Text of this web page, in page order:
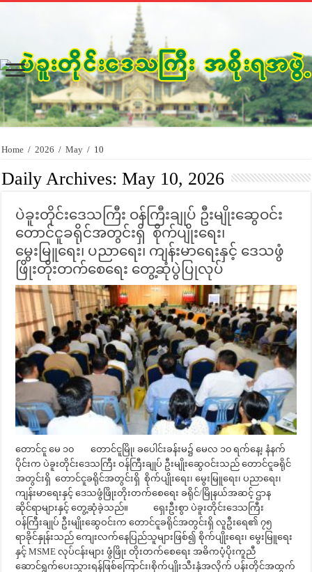
Home / 2026 / May / 10
Daily Archives:May 10, 2026
ပဲခူးတိုင်းဒေသကြီး ဝန်ကြီးချုပ် ဦးမျိုးဆွေဝင်း
တောင်ငူခရိုင်အတွင်းရှိ စိုက်ပျိုးရေး၊
မွေးမြူရေး၊ ပညာရေး၊ ကျန်းမာရေးနှင့် ဒေသဖွံ
ဖြိုးတိုးတက်စေရေး တွေ့ဆုံပွဲပြုလုပ်
တောင်ငူ မေ ၁၀ တောင်ငူမြို၊ ခပေါင်းခန်းမ၌ မေလ ၁၀ ရက်နေ့၊ နံနက်
ပိုင်းက ပဲခူးတိုင်းဒေသကြီး ဝန်ကြီးချုပ် ဦးမျိုးဆွေဝင်းသည် တောင်ငူခရိုင်
အတွင်းရှိ တောင်ငူခရိုင်အတွင်းရှိ စိုက်ပျိုးရေး၊ မွေးမြူရေး၊ ပညာရေး၊
ကျန်းမာရေးနှင့် ဒေသဖွံဖြိုးတိုးတက်စေရေး ခရိုင်/မြိုနယ်အဆင့် ဌာန
ဆိုင်ရာများနှင့် တွေ့ဆုံခဲ့သည်။ ရှေးဦးစွာ ပဲခူးတိုင်းဒေသကြီး
ဝန်ကြီးချုပ် ဦးမျိုးဆွေဝင်းက တောင်ငူခရိုင်အတွင်းရှိ လူဦးရေ၏ ၇၅
ရာခိုင်နှုန်းသည် ကျေးလက်နေပြည်သူများဖြစ်၍ စိုက်ပျိုးရေး၊ မွေးမြူရေး
နှင့် MSME လုပ်ငန်းများ ဖွံဖြိုး တိုးတက်စေရေး အဓိကပံ့ပိုးကူညီ
ဆောင်ရွက်ပေးသွားရန်ဖြစ်ကြောင်း၊စိုက်ပျိုးသီးနှံအလိုက် ပန်းတိုင်အထွက်